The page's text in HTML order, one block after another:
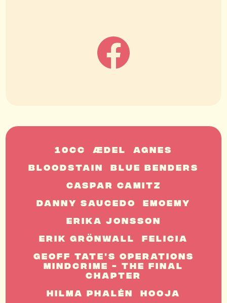
10cc ÆDEL
Agnes
Bloodstain
Blue Benders
Caspar Camitz
Danny Saucedo
EmoEmy
Erika Jonsson
Erik Grönwall
Felicia
Geoff Tate's Operations
Mindcrime - The Final
Chapter
Hilma Phalén
Hooja